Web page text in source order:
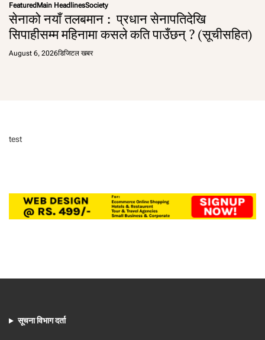
FeaturedMain HeadlinesSociety
सेनाको नयाँ तलबमान : प्रधान सेनापतिदेखि
सिपाहीसम्म महिनामा कसले कति पाउँछन् ? (सूचीसहित)
August 6, 2026डिजिटल खबर
test
सूचना विभाग दर्ता